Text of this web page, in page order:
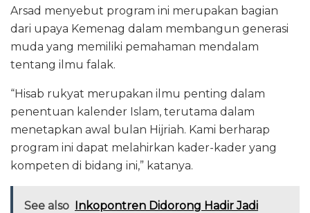
Arsad menyebut program ini merupakan bagian
dari upaya Kemenag dalam membangun generasi
muda yang memiliki pemahaman mendalam
tentang ilmu falak.
“Hisab rukyat merupakan ilmu penting dalam
penentuan kalender Islam, terutama dalam
menetapkan awal bulan Hijriah. Kami berharap
program ini dapat melahirkan kader-kader yang
kompeten di bidang ini,” katanya.
See also Inkopontren Didorong Hadir Jadi